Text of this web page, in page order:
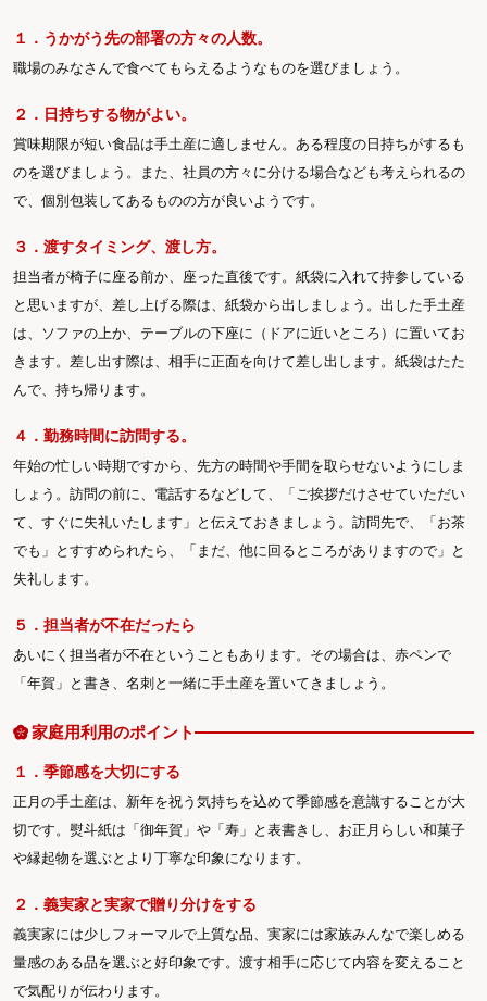
１．うかがう先の部署の方々の人数。
職場のみなさんで食べてもらえるようなものを選びましょう。
２．日持ちする物がよい。
賞味期限が短い食品は手土産に適しません。ある程度の日持ちがするも
のを選びましょう。また、社員の方々に分ける場合なども考えられるの
で、個別包装してあるものの方が良いようです。
３．渡すタイミング、渡し方。
担当者が椅子に座る前か、座った直後です。紙袋に入れて持参している
と思いますが、差し上げる際は、紙袋から出しましょう。出した手土産
は、ソファの上か、テーブルの下座に（ドアに近いところ）に置いてお
きます。差し出す際は、相手に正面を向けて差し出します。紙袋はたた
んで、持ち帰ります。
４．勤務時間に訪問する。
年始の忙しい時期ですから、先方の時間や手間を取らせないようにしま
しょう。訪問の前に、電話するなどして、「ご挨拶だけさせていただい
て、すぐに失礼いたします」と伝えておきましょう。訪問先で、「お茶
でも」とすすめられたら、「まだ、他に回るところがありますので」と
失礼します。
５．担当者が不在だったら
あいにく担当者が不在ということもあります。その場合は、赤ペンで
「年賀」と書き、名刺と一緒に手土産を置いてきましょう。
家庭用利用のポイント
１．季節感を大切にする
正月の手土産は、新年を祝う気持ちを込めて季節感を意識することが大
切です。熨斗紙は「御年賀」や「寿」と表書きし、お正月らしい和菓子
や縁起物を選ぶとより丁寧な印象になります。
２．義実家と実家で贈り分けをする
義実家には少しフォーマルで上質な品、実家には家族みんなで楽しめる
量感のある品を選ぶと好印象です。渡す相手に応じて内容を変えること
で気配りが伝わります。